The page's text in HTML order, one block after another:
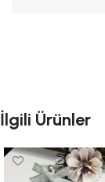
İlgili Ürünler